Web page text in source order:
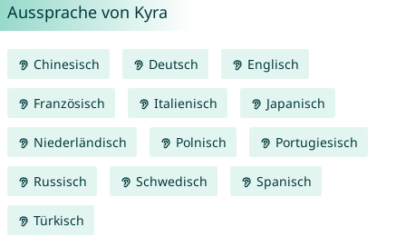
Aussprache von Kyra
Chinesisch Deutsch Englisch
Französisch Italienisch Japanisch
Niederländisch Polnisch Portugiesisch
Russisch Schwedisch Spanisch
Türkisch